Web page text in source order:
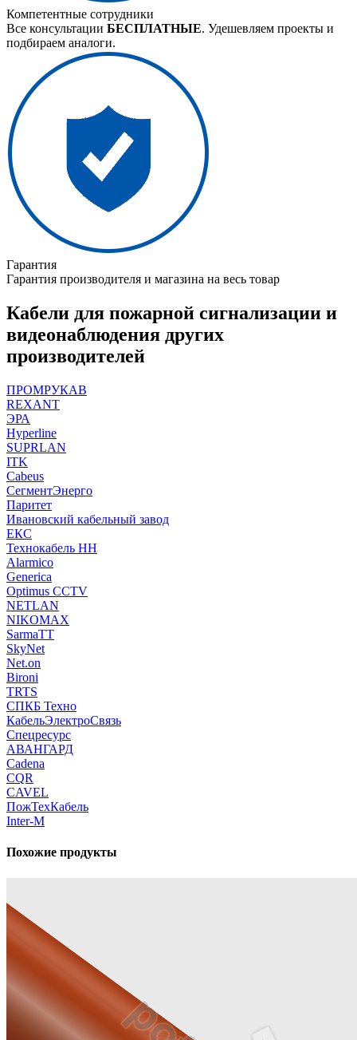
Компетентные сотрудники
Все консультации БЕСПЛАТНЫЕ. Удешевляем проекты и
подбираем аналоги.
Гарантия
Гарантия производителя и магазина на весь товар
Кабели для пожарной сигнализации и
видеонаблюдения других
производителей
ПРОМРУКАВ
REXANT
ЭРА
Hyperline
SUPRLAN
ITK
Cabeus
СегментЭнерго
Паритет
Ивановский кабельный завод
ЕКС
Технокабель НН
Alarmico
Generica
Optimus CCTV
NETLAN
NIKOMAX
SarmaTT
SkyNet
Net.on
Bironi
TRTS
СПКБ Техно
КабельЭлектроСвязь
Спецресурс
АВАНГАРД
Cadena
CQR
CAVEL
ПожТехКабель
Inter-M
Похожие продукты